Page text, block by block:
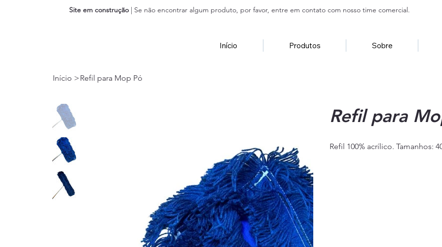
Início Produtos Sobre
Site em construção | Se não encontrar algum produto, por favor, entre em contato com nosso time comercial.
Início >Refil para Mop Pó
Refil para
Refil 100% acrílico. Tamanhos: